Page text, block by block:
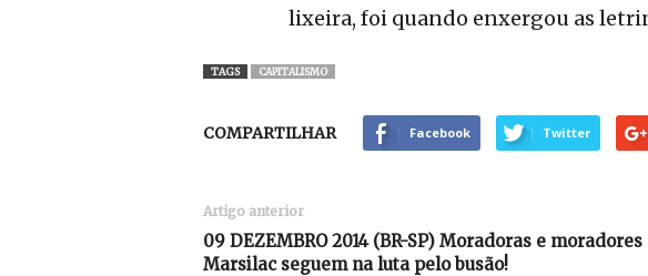
lixeira, foi quando enxergou as
TAGS CAPITALISMO
COMPARTILHAR Facebook Twitter
Artigo anterior
09 DEZEMBRO 2014 (BR-SP) Moradoras e moradores
Marsilac seguem na luta pelo busão!